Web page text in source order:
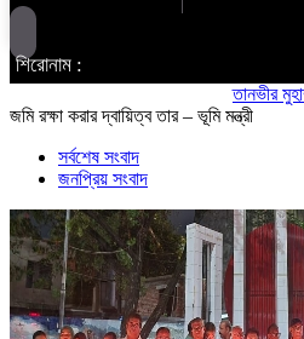
শিরোনাম :
তানভীর মুহাম্মদ
জমি রক্ষা করার দ্বায়িত্ব তার – ভূমি মন্ত্রী
সর্বশেষ সংবাদ
জনপ্রিয় সংবাদ